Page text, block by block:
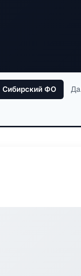
Сибирский ФО